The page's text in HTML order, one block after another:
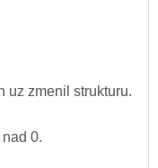
uz zmenil strukturu.
0.